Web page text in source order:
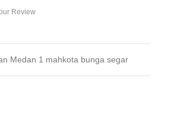
Review
Medan 1 mahkota bunga segar